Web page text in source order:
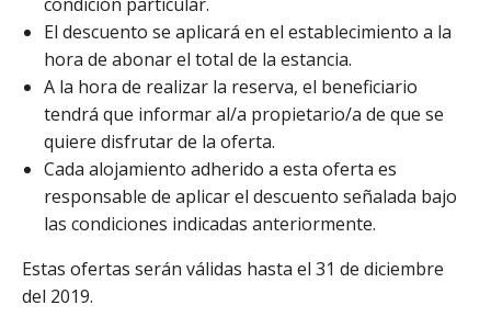
El descuento se aplicará en el establecimiento a la
hora de abonar el total de la estancia.
A la hora de realizar la reserva, el beneficiario
tendrá que informar al/a propietario/a de que se
quiere disfrutar de la oferta.
Cada alojamiento adherido a esta oferta es
responsable de aplicar el descuento señalada bajo
las condiciones indicadas anteriormente.
Estas ofertas serán válidas hasta el 31 de diciembre
del 2019.